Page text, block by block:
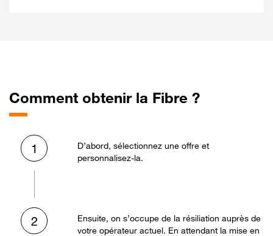
Comment obtenir la Fibre ?
1
D’abord, sélectionnez une offre et
personnalisez-la.
2
Ensuite, on s’occupe de la résiliation auprès de
votre opérateur actuel. En attendant la mise en